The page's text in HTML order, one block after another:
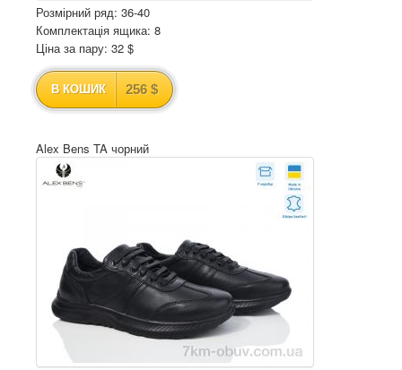
Розмірний ряд: 36-40
Комплектація ящика: 8
Ціна за пару: 32 $
В КОШИК 256 $
Alex Bens TA чорний